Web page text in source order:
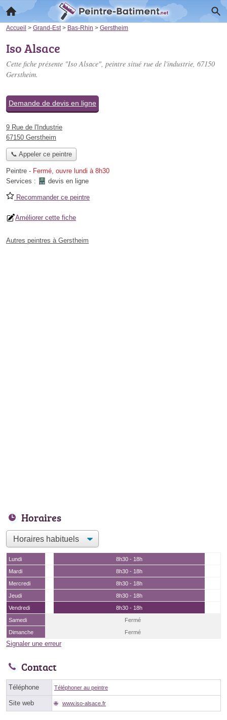
Accueil > Grand-Est > Bas-Rhin > Gerstheim
Iso Alsace
Cette fiche présente "Iso Alsace", peintre situé rue de l'industrie, 67150
Gerstheim.
Demande de devis en ligne
9 Rue de l'Industrie
67150 Gerstheim
📞 Appeler ce peintre
Peintre - Fermé, ouvre lundi à 8h30
Services :
devis en ligne
Recommander ce peintre
Améliorer cette fiche
Autres peintres à Gerstheim
Horaires
Lundi
8h30 - 18h
Mardi
8h30 - 18h
Mercredi
8h30 - 18h
Jeudi
8h30 - 18h
Vendredi
8h30 - 18h
Samedi
Fermé
Dimanche
Fermé
Signaler une erreur
Contact
Téléphone Téléphoner au peintre
Site web www.iso-alsace.fr